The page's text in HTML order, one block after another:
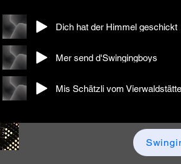
Dich hat der Himmel geschickt
Mer send d'Swingingboys
Mis Schätzli vom